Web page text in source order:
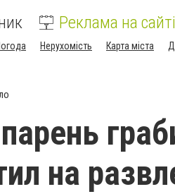
Реклама на сайті
Нерухомість Карта міста
на